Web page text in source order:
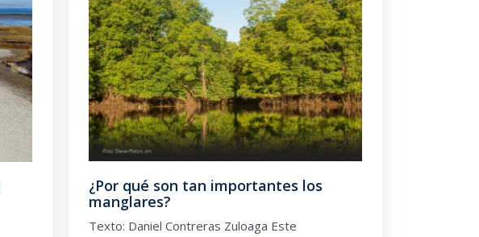
¿Por qué son tan importantes los
manglares?
Texto: Daniel Contreras Zuloaga Este